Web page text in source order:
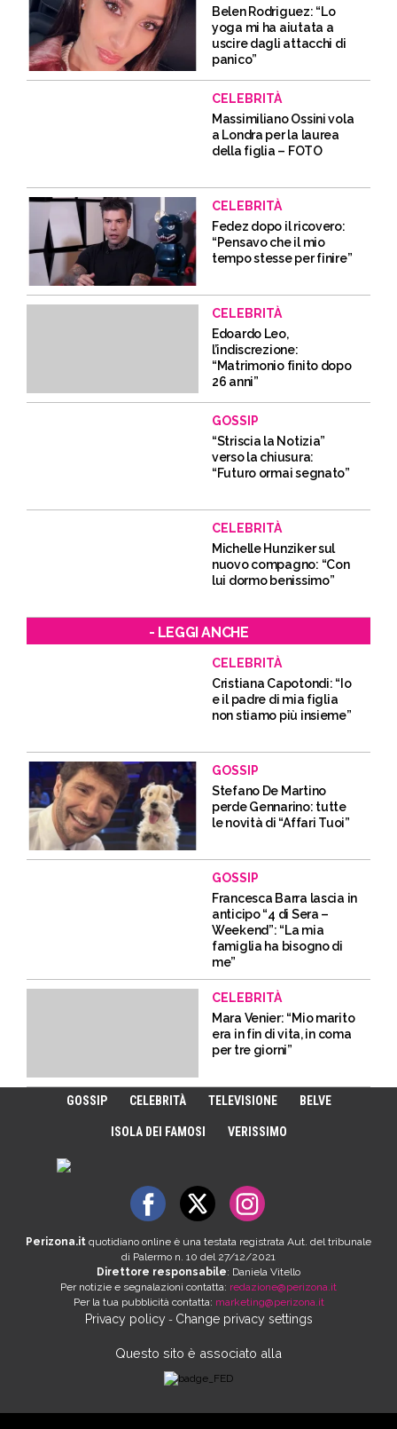
Belen Rodriguez: “Lo
yoga mi ha aiutata a
uscire dagli attacchi di
panico”
CELEBRITÀ
Massimiliano Ossini vola
a Londra per la laurea
della figlia – FOTO
CELEBRITÀ
Fedez dopo il ricovero:
“Pensavo che il mio
tempo stesse per finire”
CELEBRITÀ
Edoardo Leo,
l’indiscrezione:
“Matrimonio finito dopo
26 anni”
GOSSIP
“Striscia la Notizia”
verso la chiusura:
“Futuro ormai segnato”
CELEBRITÀ
Michelle Hunziker sul
nuovo compagno: “Con
lui dormo benissimo”
- LEGGI ANCHE
CELEBRITÀ
Cristiana Capotondi: “Io
e il padre di mia figlia
non stiamo più insieme”
GOSSIP
Stefano De Martino
perde Gennarino: tutte
le novità di “Affari Tuoi”
GOSSIP
Francesca Barra lascia in
anticipo “4 di Sera –
Weekend”: “La mia
famiglia ha bisogno di
me”
CELEBRITÀ
Mara Venier: “Mio marito
era in fin di vita, in coma
per tre giorni”
GOSSIP CELEBRITÀ TELEVISIONE BELVE
ISOLA DEI FAMOSI VERISSIMO
Perizona.it quotidiano online è una testata registrata Aut. del tribunale
di Palermo n. 10 del 27/12/2021
Direttore responsabile: Daniela Vitello
Per notizie e segnalazioni contatta: redazione@perizona.it
Per la tua pubblicità contatta: marketing@perizona.it
Privacy policy- Change privacy settings
Questo sito è associato alla